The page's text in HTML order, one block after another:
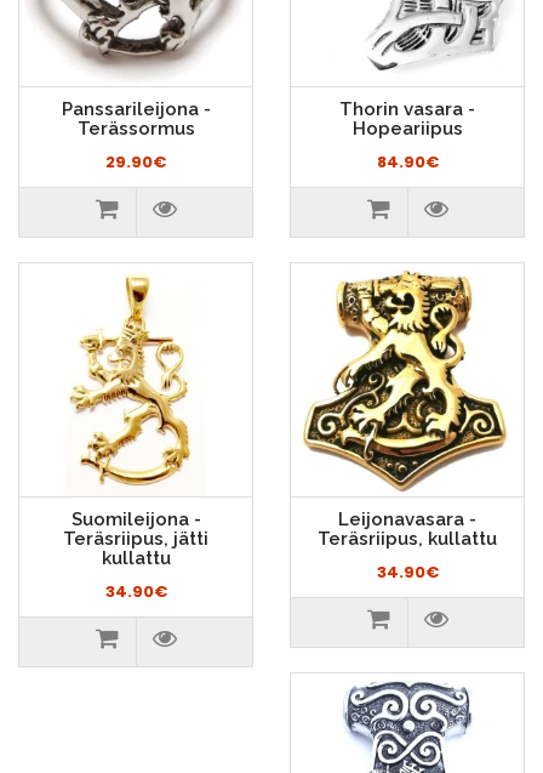
Panssarileijona -
Terässormus
29.90€
Thorin vasara -
Hopeariipus
84.90€
Suomileijona -
Teräsriipus, jätti
kullattu
34.90€
Leijonavasara -
Teräsriipus, kullattu
34.90€